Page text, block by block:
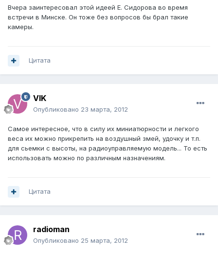
Вчера заинтересовал этой идеей Е. Сидорова во время
встречи в Минске. Он тоже без вопросов бы брал такие
камеры.
Цитата
VIK
Опубликовано 23 марта, 2012
Самое интересное, что в силу их миниатюрности и легкого
веса их можно прикрепить на воздушный змей, удочку и т.п.
для сьемки с высоты, на радиоуправляемую модель... То есть
использовать можно по различным назначениям.
Цитата
radioman
Опубликовано 25 марта, 2012